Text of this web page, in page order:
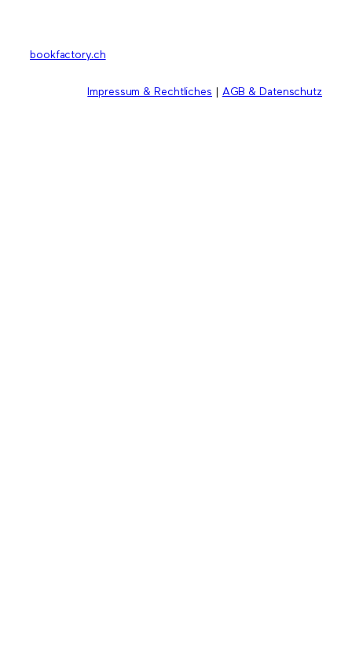
bookfactory.ch
Impressum & Rechtliches AGB & Datenschutz